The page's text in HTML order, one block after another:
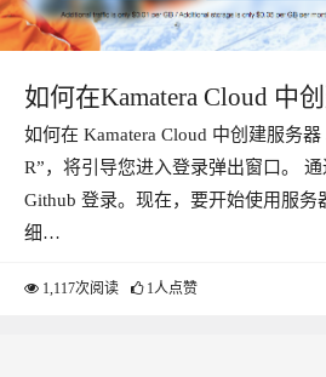
如何在Kamatera Cloud 中
如何在 Kamatera Cloud 中创建服务器
R”，将引导您进入登录弹出窗口。 通
Github 登录。现在，要开始使用服务
细…
1,117次阅读 1人点赞